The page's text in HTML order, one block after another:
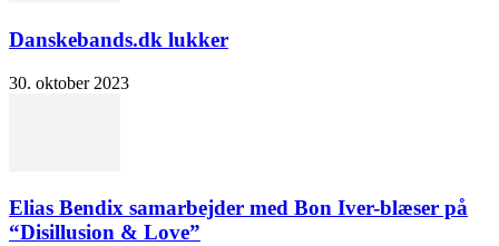
Danskebands.dk lukker
30. oktober 2023
Elias Bendix samarbejder med Bon Iver-blæser på
“Disillusion & Love”